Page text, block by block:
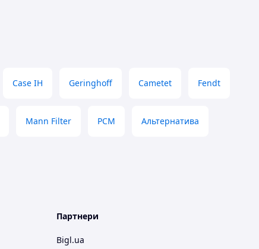
Case IH Geringhoff Cametet Fendt
Mann Filter РСМ Альтернатива
Партнери
Bigl.ua